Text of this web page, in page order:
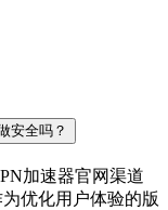
安全吗？
加速器官网渠道
优化用户体验的版